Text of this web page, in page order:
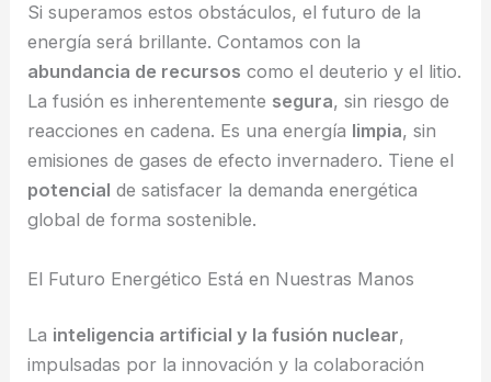
Si superamos estos obstáculos, el futuro de la
energía será brillante. Contamos con la
abundancia de recursos como el deuterio y el litio.
La fusión es inherentemente segura, sin riesgo de
reacciones en cadena. Es una energía limpia, sin
emisiones de gases de efecto invernadero. Tiene el
potencial de satisfacer la demanda energética
global de forma sostenible.
El Futuro Energético Está en Nuestras Manos
La inteligencia artificial y la fusión nuclear,
impulsadas por la innovación y la colaboración